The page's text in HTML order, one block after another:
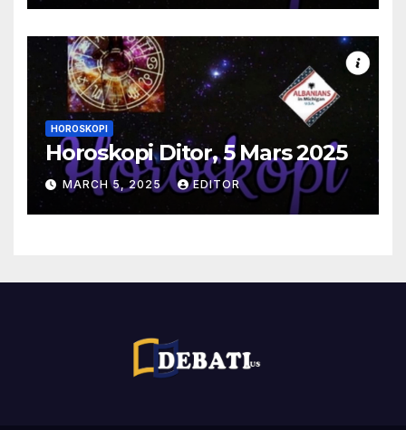
HOROSKOPI
Horoskopi Ditor, 5 Mars 2025
MARCH 5, 2025 EDITOR